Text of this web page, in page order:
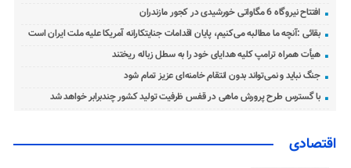
افتتاح نیروگاه 6 مگاواتی خورشیدی در کجور مازندران
بقائی :آنچه ما مطالبه می‌کنیم، پایان اقدامات جنایتکارانه آمریکا علیه ملت ایران است
هیأت همراه ترامپ کلیه هدایای خود را به سطل زباله ریختند
جنگ نباید و نمی‌تواند بدون انتقام خامنه‌ای عزیز تمام شود
با گسترس طرح پرورش ماهی در قفس ظرفیت تولید کشور چندبرابر خواهد شد
اقتصادی